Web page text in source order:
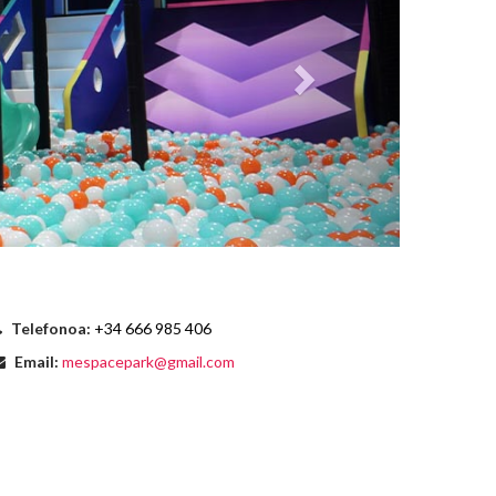
Telefonoa: +34 666 985 406
Email: mespacepark@gmail.com